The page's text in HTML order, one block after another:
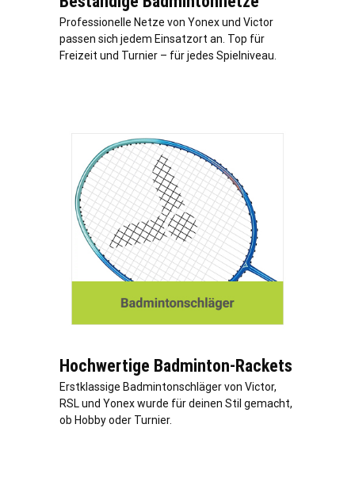
Professionelle Netze von Yonex und Victor
passen sich jedem Einsatzort an. Top für
Freizeit und Turnier – für jedes Spielniveau.
Hochwertige Badminton-Rackets
Erstklassige Badmintonschläger von Victor,
RSL und Yonex wurde für deinen Stil gemacht,
ob Hobby oder Turnier.